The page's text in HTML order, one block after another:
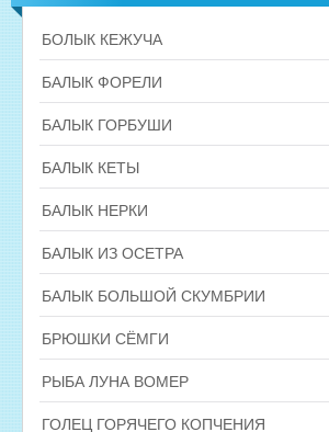
БОЛЫК КЕЖУЧА
БАЛЫК ФОРЕЛИ
БАЛЫК ГОРБУШИ
БАЛЫК КЕТЫ
БАЛЫК НЕРКИ
БАЛЫК ИЗ ОСЕТРА
БАЛЫК БОЛЬШОЙ СКУМБРИИ
БРЮШКИ СЁМГИ
РЫБА ЛУНА ВОМЕР
ГОЛЕЦ ГОРЯЧЕГО КОПЧЕНИЯ